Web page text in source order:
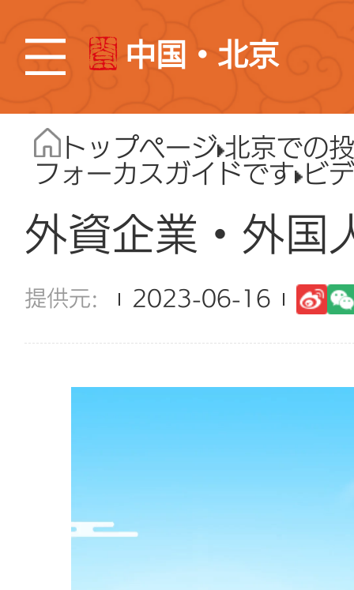
中国・北京
トップページ 北京での
フォーカスガイドです ビ
外資企業・外国
2023-06-16